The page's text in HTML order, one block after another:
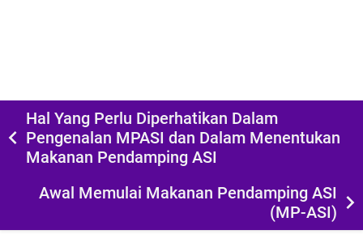
Hal Yang Perlu Diperhatikan Dalam
Pengenalan MPASI dan Dalam Menentukan
Makanan Pendamping ASI
Awal Memulai Makanan Pendamping ASI
(MP-ASI)